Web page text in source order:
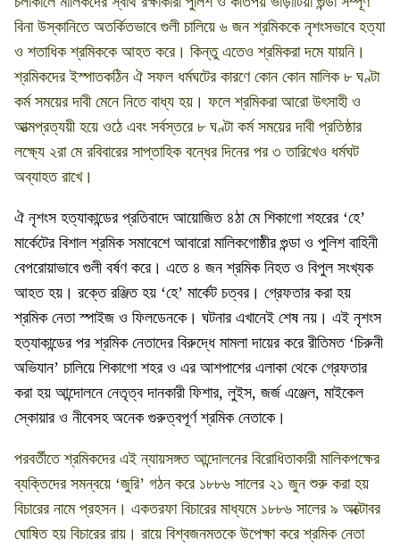
বিনা উস্কানিতে অতর্কিতভাবে গুলী চালিয়ে ৬ জন শ্রমিককে নৃশংসভাবে হত্যা
ও শতাধিক শ্রমিককে আহত করে। কিন্তু এতেও শ্রমিকরা দমে যায়নি।
শ্রমিকদের ইস্পাতকঠিন ঐ সফল ধর্মঘটের কারণে কোন কোন মালিক ৮ ঘণ্টা
কর্ম সময়ের দাবী মেনে নিতে বাধ্য হয়। ফলে শ্রমিকরা আরো উৎসাহী ও
আত্মপ্রত্যয়ী হয়ে ওঠে এবং সর্বস্তরে ৮ ঘণ্টা কর্ম সময়ের দাবী প্রতিষ্ঠার
লক্ষ্যে ২রা মে রবিবারের সাপ্তাহিক বন্ধের দিনের পর ৩ তারিখেও ধর্মঘট
অব্যাহত রাখে।
ঐ নৃশংস হত্যাকান্ডের প্রতিবাদে আয়োজিত ৪ঠা মে শিকাগো শহরের ‘হে’
মার্কেটের বিশাল শ্রমিক সমাবেশে আবারো মালিকগোষ্ঠীর গুন্ডা ও পুলিশ বাহিনী
বেপরোয়াভাবে গুলী বর্ষণ করে। এতে ৪ জন শ্রমিক নিহত ও বিপুল সংখ্যক
আহত হয়। রক্তে রঞ্জিত হয় ‘হে’ মার্কেট চত্বর। গ্রেফতার করা হয়
শ্রমিক নেতা স্পাইজ ও ফিলডেনকে। ঘটনার এখানেই শেষ নয়। এই নৃশংস
হত্যাকান্ডের পর শ্রমিক নেতাদের বিরুদ্ধে মামলা দায়ের করে রীতিমত ‘চিরুনী
অভিযান’ চালিয়ে শিকাগো শহর ও এর আশপাশের এলাকা থেকে গ্রেফতার
করা হয় আন্দোলনে নেতৃত্ব দানকারী ফিশার, লুইস, জর্জ এঞ্জেল, মাইকেল
স্কোয়ার ও নীবেসহ অনেক গুরুত্বপূর্ণ শ্রমিক নেতাকে।
পরবর্তীতে শ্রমিকদের এই ন্যায়সঙ্গত আন্দোলনের বিরোধিতাকারী মালিকপক্ষের
ব্যক্তিদের সমন্বয়ে ‘জুরি’ গঠন করে ১৮৮৬ সালের ২১ জুন শুরু করা হয়
বিচারের নামে প্রহসন। একতরফা বিচারের মাধ্যমে ১৮৮৬ সালের ৯ অক্টোবর
ঘোষিত হয় বিচারের রায়। রায়ে বিশ্বজনমতকে উপেক্ষা করে শ্রমিক নেতা